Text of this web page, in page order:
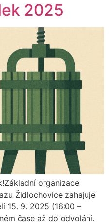
2025
organizace
Židlochovice zahajuje
15. 9. 2025 (16:00 –
čase až do odvolání.